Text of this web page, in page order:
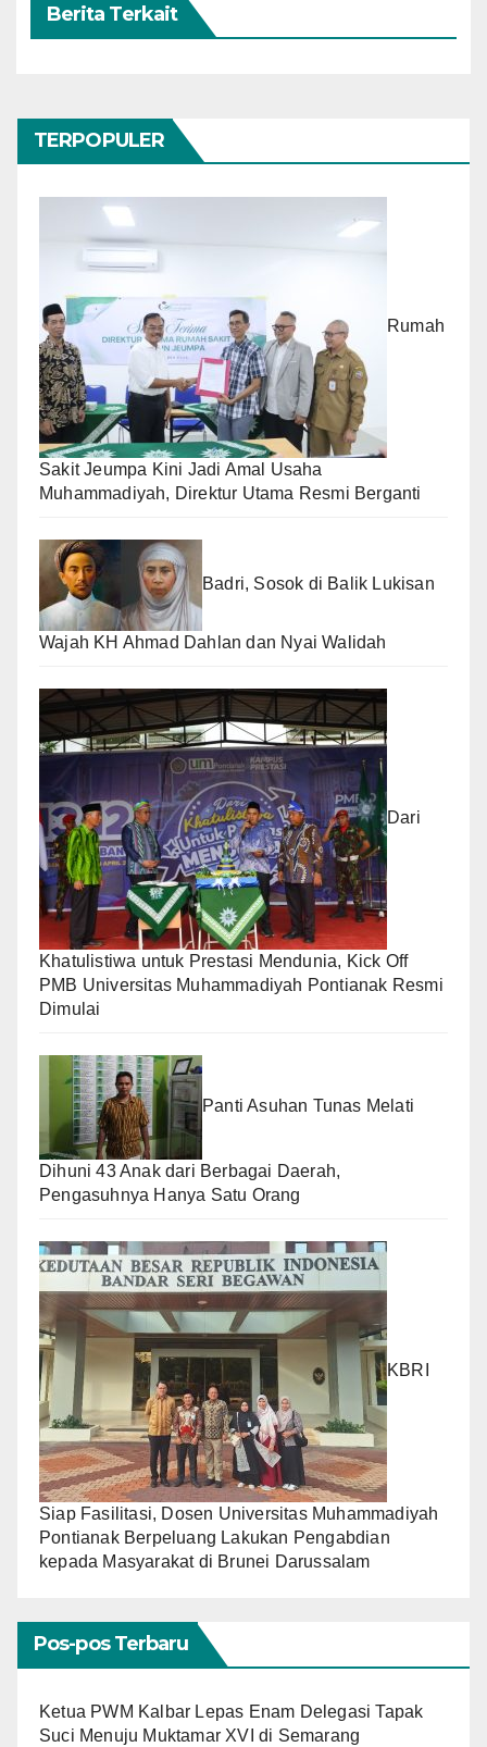
Berita Terkait
TERPOPULER
Rumah
Sakit Jeumpa Kini Jadi Amal Usaha
Muhammadiyah, Direktur Utama Resmi Berganti
Badri, Sosok di Balik Lukisan
Wajah KH Ahmad Dahlan dan Nyai Walidah
Dari
Khatulistiwa untuk Prestasi Mendunia, Kick Off
PMB Universitas Muhammadiyah Pontianak Resmi
Dimulai
Panti Asuhan Tunas Melati
Dihuni 43 Anak dari Berbagai Daerah,
Pengasuhnya Hanya Satu Orang
KBRI
Siap Fasilitasi, Dosen Universitas Muhammadiyah
Pontianak Berpeluang Lakukan Pengabdian
kepada Masyarakat di Brunei Darussalam
Pos-pos Terbaru
Ketua PWM Kalbar Lepas Enam Delegasi Tapak
Suci Menuju Muktamar XVI di Semarang